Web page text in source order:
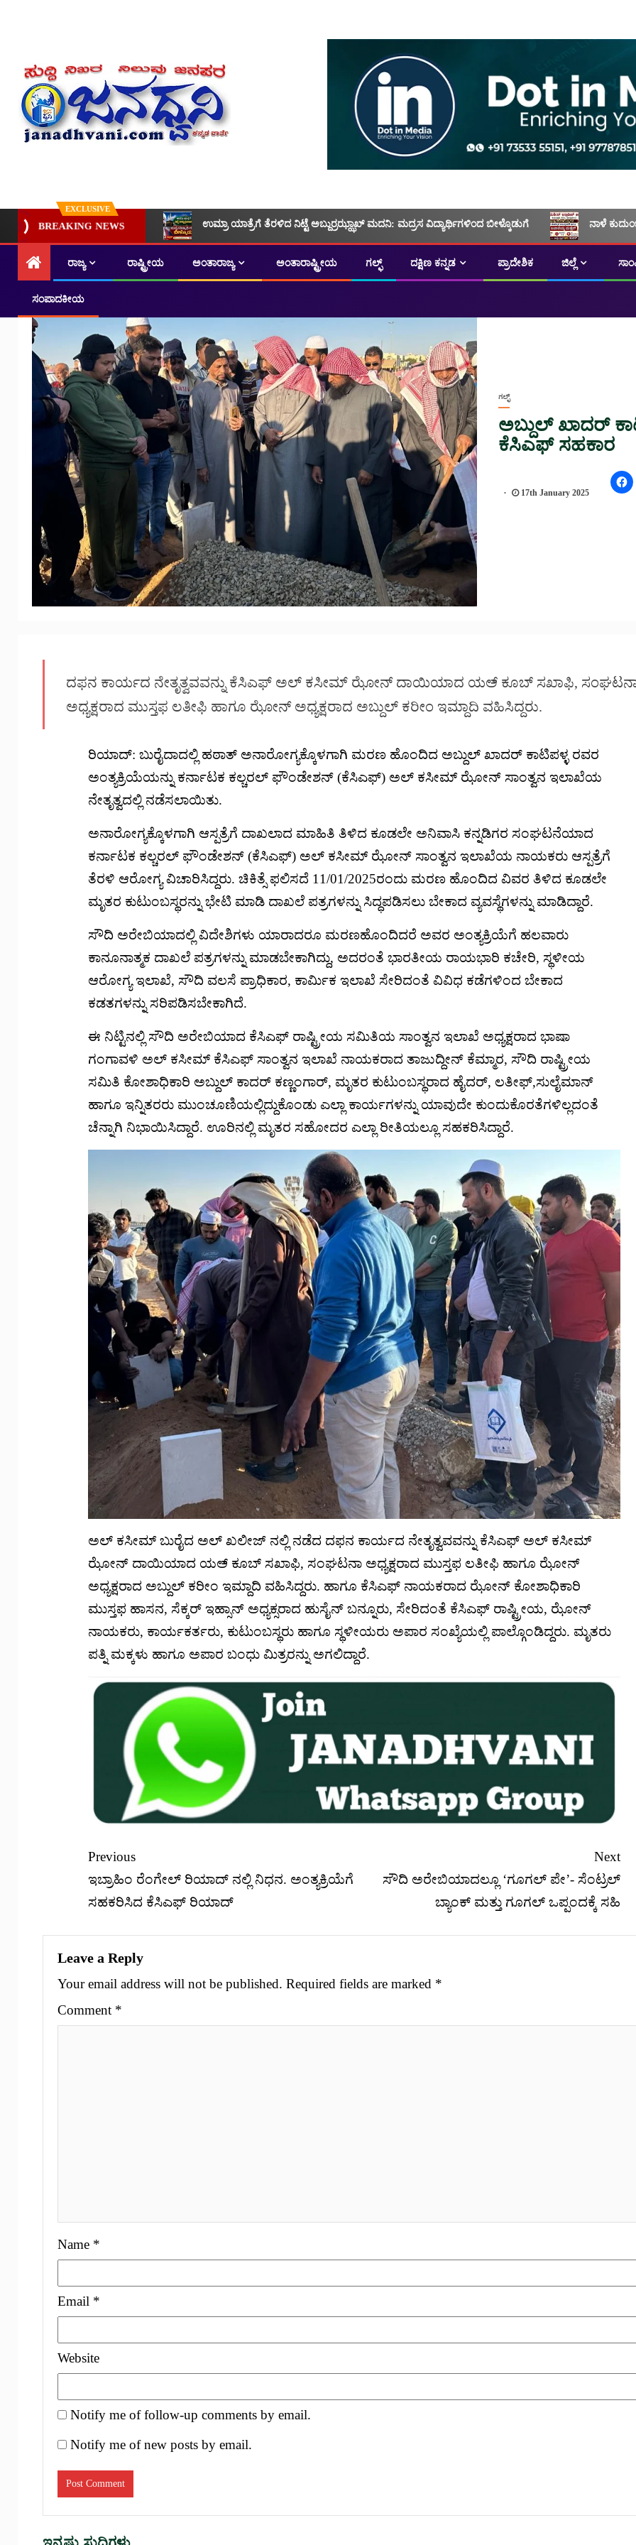
EXCLUSIVE
BREAKING NEWS ಉಮ್ರಾ ಯಾತ್ರೆಗೆ ತೆರಳಿದ ನಿಟ್ಟೆ ಅಬ್ದುರ್ರಝ್ಝಾಖ್ ಮದನಿ: ಮದ್ರಸ ವಿದ್ಯಾರ್ಥಿಗಳಿಂದ ಬೀಳ್ಕೊಡುಗೆ ನಾಳೆ
ರಾಜ್ಯ ರಾಷ್ಟ್ರೀಯ ಅಂತಾರಾಜ್ಯ ಅಂತಾರಾಷ್ಟ್ರೀಯ ಗಲ್ಫ್ ದಕ್ಷಿಣ ಕನ್ನಡ ಪ್ರಾದೇಶಿಕ ಜಿಲ್ಲೆ
ಸಂಪಾದಕೀಯ
ಗಲ್ಫ್
ಅಬ್ದುಲ್ ಖಾದರ್
ಕೆಸಿಎಫ್ ಸಹಕಾರ
17th January 2025
ದಫನ ಕಾರ್ಯದ ನೇತೃತ್ವವವನ್ನು ಕೆಸಿಎಫ್ ಅಲ್ ಕಸೀಮ್ ಝೋನ್ ದಾಯಿಯಾದ ಯಅ್ ಕೂಬ್ ಸಖಾಫಿ,
ಅಧ್ಯಕ್ಷರಾದ ಮುಸ್ತಫ ಲತೀಫಿ ಹಾಗೂ ಝೋನ್ ಅಧ್ಯಕ್ಷರಾದ ಅಬ್ದುಲ್ ಕರೀಂ ಇಮ್ದಾದಿ ವಹಿಸಿದ್ದರು.
ರಿಯಾದ್: ಬುರೈದಾದಲ್ಲಿ ಹಠಾತ್ ಅನಾರೋಗ್ಯಕ್ಕೊಳಗಾಗಿ ಮರಣ ಹೊಂದಿದ ಅಬ್ದುಲ್ ಖಾದರ್ ಕಾಟಿಪಳ್ಳ ರವರ
ಅಂತ್ಯಕ್ರಿಯೆಯನ್ನು ಕರ್ನಾಟಕ ಕಲ್ಚರಲ್ ಫೌಂಡೇಶನ್ (ಕೆಸಿಎಫ್) ಅಲ್ ಕಸೀಮ್ ಝೋನ್ ಸಾಂತ್ವನ ಇಲಾಖೆಯ
ನೇತೃತ್ವದಲ್ಲಿ ನಡೆಸಲಾಯಿತು.
ಅನಾರೋಗ್ಯಕ್ಕೊಳಗಾಗಿ ಆಸ್ಪತ್ರೆಗೆ ದಾಖಲಾದ ಮಾಹಿತಿ ತಿಳಿದ ಕೂಡಲೇ ಅನಿವಾಸಿ ಕನ್ನಡಿಗರ ಸಂಘಟನೆಯಾದ
ಕರ್ನಾಟಕ ಕಲ್ಚರಲ್ ಫೌಂಡೇಶನ್ (ಕೆಸಿಎಫ್) ಅಲ್ ಕಸೀಮ್ ಝೋನ್ ಸಾಂತ್ವನ ಇಲಾಖೆಯ ನಾಯಕರು ಆಸ್ಪತ್ರೆಗೆ
ತೆರಳಿ ಆರೋಗ್ಯ ವಿಚಾರಿಸಿದ್ದರು. ಚಿಕಿತ್ಸೆ ಫಲಿಸದೆ 11/01/2025ರಂದು ಮರಣ ಹೊಂದಿದ ವಿವರ ತಿಳಿದ ಕೂಡಲೇ
ಮೃತರ ಕುಟುಂಬಸ್ಥರನ್ನು ಭೇಟಿ ಮಾಡಿ ದಾಖಲೆ ಪತ್ರಗಳನ್ನು ಸಿದ್ಧಪಡಿಸಲು ಬೇಕಾದ ವ್ಯವಸ್ಥೆಗಳನ್ನು ಮಾಡಿದ್ದಾರೆ.
ಸೌದಿ ಅರೇಬಿಯಾದಲ್ಲಿ ವಿದೇಶಿಗಳು ಯಾರಾದರೂ ಮರಣಹೊಂದಿದರೆ ಅವರ ಅಂತ್ಯಕ್ರಿಯೆಗೆ ಹಲವಾರು
ಕಾನೂನಾತ್ಮಕ ದಾಖಲೆ ಪತ್ರಗಳನ್ನು ಮಾಡಬೇಕಾಗಿದ್ದು, ಅದರಂತೆ ಭಾರತೀಯ ರಾಯಭಾರಿ ಕಚೇರಿ, ಸ್ಥಳೀಯ
ಆರೋಗ್ಯ ಇಲಾಖೆ, ಸೌದಿ ವಲಸೆ ಪ್ರಾಧಿಕಾರ, ಕಾರ್ಮಿಕ ಇಲಾಖೆ ಸೇರಿದಂತೆ ವಿವಿಧ ಕಡೆಗಳಿಂದ ಬೇಕಾದ
ಕಡತಗಳನ್ನು ಸರಿಪಡಿಸಬೇಕಾಗಿದೆ.
ಈ ನಿಟ್ಟಿನಲ್ಲಿ ಸೌದಿ ಅರೇಬಿಯಾದ ಕೆಸಿಎಫ್ ರಾಷ್ಟ್ರೀಯ ಸಮಿತಿಯ ಸಾಂತ್ವನ ಇಲಾಖೆ ಅಧ್ಯಕ್ಷರಾದ ಭಾಷಾ
ಗಂಗಾವಳಿ ಅಲ್ ಕಸೀಮ್ ಕೆಸಿಎಫ್ ಸಾಂತ್ವನ ಇಲಾಖೆ ನಾಯಕರಾದ ತಾಜುದ್ದೀನ್ ಕೆಮ್ಮಾರ, ಸೌದಿ ರಾಷ್ಟ್ರೀಯ
ಸಮಿತಿ ಕೋಶಾಧಿಕಾರಿ ಅಬ್ದುಲ್ ಕಾದರ್ ಕಣ್ಣಂಗಾರ್, ಮೃತರ ಕುಟುಂಬಸ್ಥರಾದ ಹೈದರ್, ಲತೀಫ್,ಸುಲೈಮಾನ್
ಹಾಗೂ ಇನ್ನಿತರರು ಮುಂಚೂಣಿಯಲ್ಲಿದ್ದುಕೊಂಡು ಎಲ್ಲಾ ಕಾರ್ಯಗಳನ್ನು ಯಾವುದೇ ಕುಂದುಕೊರತೆಗಳಿಲ್ಲದಂತೆ
ಚೆನ್ನಾಗಿ ನಿಭಾಯಿಸಿದ್ದಾರೆ. ಊರಿನಲ್ಲಿ ಮೃತರ ಸಹೋದರ ಎಲ್ಲಾ ರೀತಿಯಲ್ಲೂ ಸಹಕರಿಸಿದ್ದಾರೆ.
ಅಲ್ ಕಸೀಮ್ ಬುರೈದ ಅಲ್ ಖಲೀಜ್ ನಲ್ಲಿ ನಡೆದ ದಫನ ಕಾರ್ಯದ ನೇತೃತ್ವವವನ್ನು ಕೆಸಿಎಫ್ ಅಲ್ ಕಸೀಮ್
ಝೋನ್ ದಾಯಿಯಾದ ಯಅ್ ಕೂಬ್ ಸಖಾಫಿ, ಸಂಘಟನಾ ಅಧ್ಯಕ್ಷರಾದ ಮುಸ್ತಫ ಲತೀಫಿ ಹಾಗೂ ಝೋನ್
ಅಧ್ಯಕ್ಷರಾದ ಅಬ್ದುಲ್ ಕರೀಂ ಇಮ್ದಾದಿ ವಹಿಸಿದ್ದರು. ಹಾಗೂ ಕೆಸಿಎಫ್ ನಾಯಕರಾದ ಝೋನ್ ಕೋಶಾಧಿಕಾರಿ
ಮುಸ್ತಫ ಹಾಸನ, ಸೆಕ್ಕರ್ ಇಹ್ಸಾನ್ ಅಧ್ಯಕ್ಸರಾದ ಹುಸೈನ್ ಬನ್ನೂರು, ಸೇರಿದಂತೆ ಕೆಸಿಎಫ್ ರಾಷ್ಟ್ರೀಯ, ಝೋನ್
ನಾಯಕರು, ಕಾರ್ಯಕರ್ತರು, ಕುಟುಂಬಸ್ಥರು ಹಾಗೂ ಸ್ಥಳೀಯರು ಅಪಾರ ಸಂಖ್ಯೆಯಲ್ಲಿ ಪಾಲ್ಗೊಂಡಿದ್ದರು. ಮೃತರು
ಪತ್ನಿ ಮಕ್ಕಳು ಹಾಗೂ ಅಪಾರ ಬಂಧು ಮಿತ್ರರನ್ನು ಅಗಲಿದ್ದಾರೆ.
Previous
ಇಬ್ರಾಹಿಂ ರೆಂಗೇಲ್‌ ರಿಯಾದ್ ನಲ್ಲಿ ನಿಧನ. ಅಂತ್ಯಕ್ರಿಯೆಗೆ
ಸಹಕರಿಸಿದ ಕೆಸಿಎಫ್ ರಿಯಾದ್
Next
ಸೌದಿ ಅರೇಬಿಯಾದಲ್ಲೂ ‘ಗೂಗಲ್ ಪೇ’- ಸೆಂಟ್ರಲ್
ಬ್ಯಾಂಕ್ ಮತ್ತು ಗೂಗಲ್ ಒಪ್ಪಂದಕ್ಕೆ ಸಹಿ
Leave a Reply
Your email address will not be published. Required fields are marked *
Comment *
Name *
Email *
Website
Notify me of follow-up comments by email.
Notify me of new posts by email.